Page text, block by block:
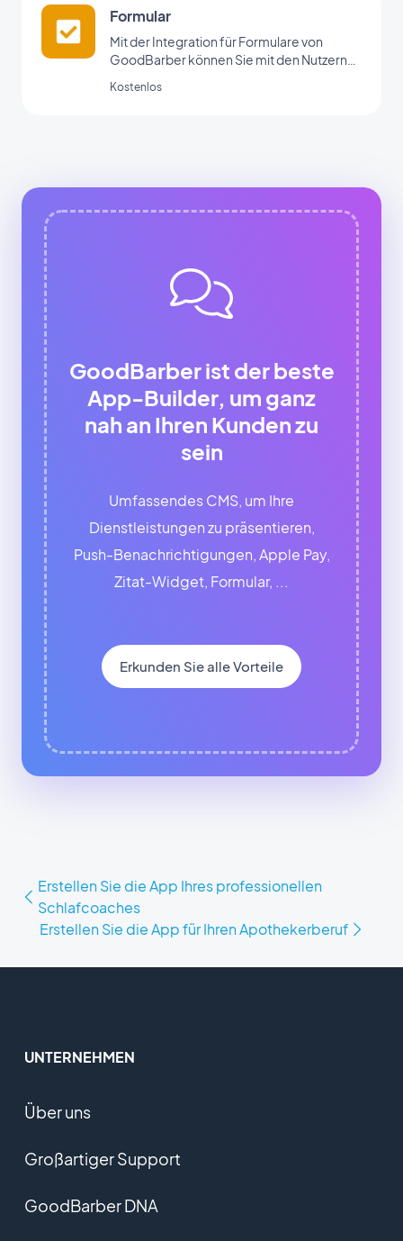
Formular
Mit der Integration für Formulare von
GoodBarber können Sie mit den Nutzern
Kostenlos
GoodBarber ist der beste
App-Builder, um ganz
nah an Ihren Kunden zu
sein
Umfassendes CMS, um Ihre
Dienstleistungen zu präsentieren,
Push-Benachrichtigungen, Apple Pay,
Zitat-Widget, Formular, ...
Erkunden Sie alle Vorteile
Erstellen Sie die App Ihres professionellen
Schlafcoaches
Erstellen Sie die App für Ihren Apothekerberuf
UNTERNEHMEN
Über uns
Großartiger Support
GoodBarber DNA